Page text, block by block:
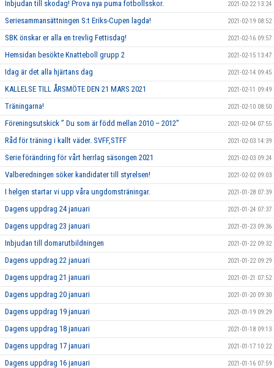
Inbjudan till skodag! Prova nya puma fotbollsskor. 2021-02-22 13:24
Seriesammansättningen S:t Eriks-Cupen lagda! 2021-02-19 08:52
SBK önskar er alla en trevlig Fettisdag! 2021-02-16 09:57
Hemsidan besökte Knatteboll grupp 2 2021-02-15 13:47
Idag är det alla hjärtans dag 2021-02-14 09:45
KALLELSE TILL ÅRSMÖTE DEN 21 MARS 2021 2021-02-11 09:49
Träningarna! 2021-02-10 08:50
Föreningsutskick ” Du som är född mellan 2010 – 2012” 2021-02-04 07:55
Råd för träning i kallt väder. SVFF,STFF 2021-02-03 14:39
Serie förändring för vårt herrlag säsongen 2021 2021-02-03 09:24
Valberedningen söker kandidater till styrelsen! 2021-02-02 09:03
I helgen startar vi upp våra ungdomsträningar. 2021-01-28 07:39
Dagens uppdrag 24 januari 2021-01-24 07:37
Dagens uppdrag 23 januari 2021-01-23 09:36
Inbjudan till domarutbildningen 2021-01-22 09:32
Dagens uppdrag 22 januari 2021-01-22 09:29
Dagens uppdrag 21 januari 2021-01-21 07:52
Dagens uppdrag 20 januari 2021-01-20 09:30
Dagens uppdrag 19 januari 2021-01-19 09:29
Dagens uppdrag 18 januari 2021-01-18 09:13
Dagens uppdrag 17 januari 2021-01-17 10:22
Dagens uppdrag 16 januari 2021-01-16 07:59